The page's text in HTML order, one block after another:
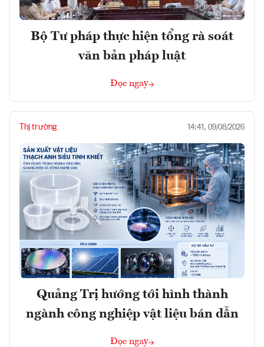
Bộ Tư pháp thực hiện tổng rà soát
văn bản pháp luật
Đọc ngay
Thị trường 14:41, 09/08/2026
Quảng Trị hướng tới hình thành
ngành công nghiệp vật liệu bán dẫn
Đọc ngay